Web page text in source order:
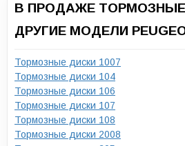
В ПРОДАЖЕ
ДРУГИЕ МОДЕЛИ
Тормозные диски 1007
Тормозные диски 104
Тормозные диски 106
Тормозные диски 107
Тормозные диски 108
Тормозные диски 2008